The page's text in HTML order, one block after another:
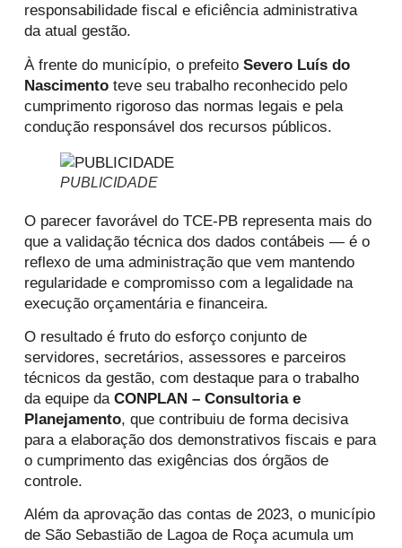
responsabilidade fiscal e eficiência administrativa
da atual gestão.
À frente do município, o prefeitoSevero Luís do
Nascimento teve seu trabalho reconhecido pelo
cumprimento rigoroso das normas legais e pela
condução responsável dos recursos públicos.
PUBLICIDADE
O parecer favorável do TCE-PB representa mais do
que a validação técnica dos dados contábeis — é o
reflexo de uma administração que vem mantendo
regularidade e compromisso com a legalidade na
execução orçamentária e financeira.
O resultado é fruto do esforço conjunto de
servidores, secretários, assessores e parceiros
técnicos da gestão, com destaque para o trabalho
da equipe daCONPLAN – Consultoria e
Planejamento, que contribuiu de forma decisiva
para a elaboração dos demonstrativos fiscais e para
o cumprimento das exigências dos órgãos de
controle.
Além da aprovação das contas de 2023, o município
de São Sebastião de Lagoa de Roça acumula um